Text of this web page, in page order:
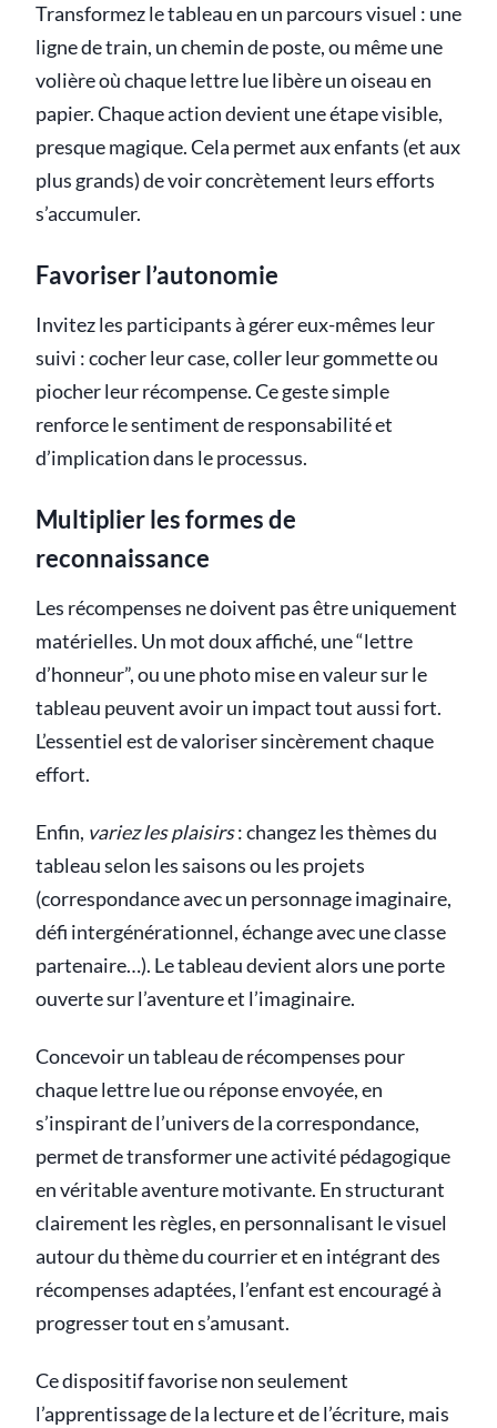
Transformez le tableau en un parcours visuel : une
ligne de train, un chemin de poste, ou même une
volière où chaque lettre lue libère un oiseau en
papier. Chaque action devient une étape visible,
presque magique. Cela permet aux enfants (et aux
plus grands) de voir concrètement leurs efforts
s’accumuler.
Favoriser l’autonomie
Invitez les participants à gérer eux-mêmes leur
suivi : cocher leur case, coller leur gommette ou
piocher leur récompense. Ce geste simple
renforce le sentiment de responsabilité et
d’implication dans le processus.
Multiplier les formes de
reconnaissance
Les récompenses ne doivent pas être uniquement
matérielles. Un mot doux affiché, une “lettre
d’honneur”, ou une photo mise en valeur sur le
tableau peuvent avoir un impact tout aussi fort.
L’essentiel est de valoriser sincèrement chaque
effort.
Enfin, variez les plaisirs: changez les thèmes du
tableau selon les saisons ou les projets
(correspondance avec un personnage imaginaire,
défi intergénérationnel, échange avec une classe
partenaire…). Le tableau devient alors une porte
ouverte sur l’aventure et l’imaginaire.
Concevoir un tableau de récompenses pour
chaque lettre lue ou réponse envoyée, en
s’inspirant de l’univers de la correspondance,
permet de transformer une activité pédagogique
en véritable aventure motivante. En structurant
clairement les règles, en personnalisant le visuel
autour du thème du courrier et en intégrant des
récompenses adaptées, l’enfant est encouragé à
progresser tout en s’amusant.
Ce dispositif favorise non seulement
l’apprentissage de la lecture et de l’écriture, mais